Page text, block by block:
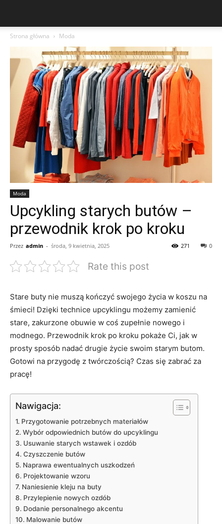
Strona główna Moda
Moda
Upcykling starych butów –
przewodnik krok po kroku
Przez admin - środa, 9 kwietnia, 2025 0
271
Rate this post
Stare buty nie muszą kończyć ​swojego życia w koszu na⁢
śmieci! Dzięki technice upcyklingu ‌możemy zamienić
stare, zakurzone⁣ obuwie w coś zupełnie nowego ​i
modnego.‍ Przewodnik ‌krok po kroku ‍pokaże Ci, jak w
prosty sposób ⁢nadać drugie⁢ życie⁢ swoim starym butom.
Gotowi na przygodę ⁣z twórczością? ‍Czas się zabrać za
pracę!
Nawigacja:
Przygotowanie potrzebnych materiałów
Wybór ‍odpowiednich butów do upcyklingu
Usuwanie starych wstawek i ozdób
Czyszczenie butów
Naprawa ewentualnych uszkodzeń
Projektowanie wzoru
Naniesienie kleju‌ na buty
Przylepienie ‍nowych ozdób
Dodanie personalnego akcentu
Malowanie butów